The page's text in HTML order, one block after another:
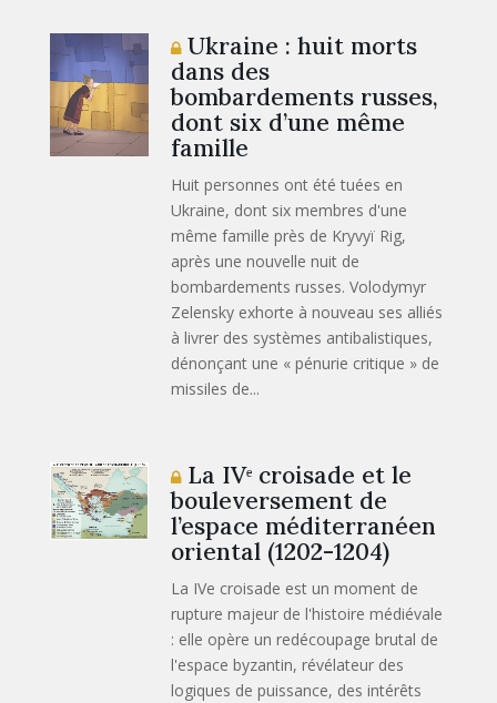
Ukraine : huit morts
dans des
bombardements russes,
dont six d’une même
famille
Huit personnes ont été tuées en
Ukraine, dont six membres d'une
même famille près de Kryvyï Rig,
après une nouvelle nuit de
bombardements russes. Volodymyr
Zelensky exhorte à nouveau ses alliés
à livrer des systèmes antibalistiques,
dénonçant une « pénurie critique » de
missiles de...
La IVᵉ croisade et le
bouleversement de
l’espace méditerranéen
oriental (1202-1204)
La IVe croisade est un moment de
rupture majeur de l'histoire médiévale
: elle opère un redécoupage brutal de
l'espace byzantin, révélateur des
logiques de puissance, des intérêts